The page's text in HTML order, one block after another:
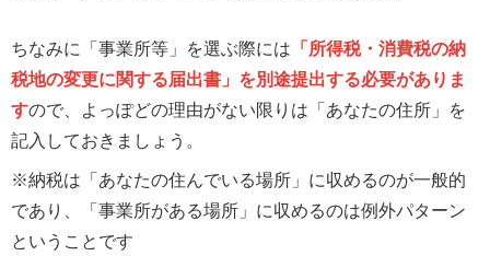
ちなみに「事業所等」を選ぶ際には 「所得税・消費税の納
税地の変更に関する届出書」を別途提出する必要がありま
すので、よっぽどの理由がない限りは「あなたの住所」を
記入しておきましょう。
※納税は「あなたの住んでいる場所」に収めるのが一般的
であり、「事業所がある場所」に収めるのは例外パターン
ということです